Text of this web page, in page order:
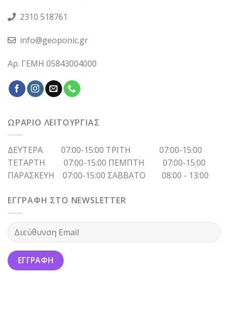
2310 518761
info@geoponic.gr
Αρ. ΓΕΜΗ 05843004000
ΩΡΑΡΙΟ ΛΕΙΤΟΥΡΓΙΑΣ
ΔΕΥΤΕΡΑ 07:00-15:00 ΤΡΙΤΗ 07:00-15:00
ΤΕΤΑΡΤΗ 07:00-15:00 ΠΕΜΠΤΗ 07:00-15:00
ΠΑΡΑΣΚΕΥΗ 07:00-15:00 ΣΑΒΒΑΤΟ 08:00 - 13:00
ΕΓΓΡΑΦΗ ΣΤΟ NEWSLETTER